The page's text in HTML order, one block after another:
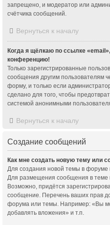
запрещено, и модератор или
счётчика сообщений.
Вернуться к началу
Когда я щёлкаю по ссылке
конференцию!
Только зарегистрированные
сообщения другим пользователям
форму, и только если
сделано для того, чтобы
системой анонимными
Вернуться к началу
Создание сообщений
Как мне создать новую тему или
Для создания новой темы в форуме
Для размещения сообщения в теме
Возможно, придётся
сообщение. Перечень ваших прав
форума или темы. Например: «Вы
добавлять вложения» и т.п.